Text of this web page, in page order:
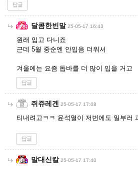
답글
달콤한빈말 25-05-17 16:43
원래 입고 다니죠
근데 5월 중순엔 안입음 더워서
겨울에는 요즘 돕바를 더 많이 입을 거고
답글
쥐쥬레겐 25-05-17 17:08
티내려고ㅋㅋ 윤석열이 저번에도 일부러
답글
말대신칼 25-05-17 17:40